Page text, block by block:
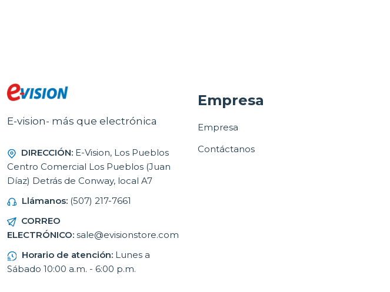
E-vision- más que electrónica
DIRECCIÓN: E-Vision, Los Pueblos
Centro Comercial Los Pueblos (Juan
Díaz) Detrás de Conway, local A7
Llámanos: (507) 217-7661
CORREO
ELECTRÓNICO: sale@evisionstore.com
Horario de atención: Lunes a
Sábado 10:00 a.m. - 6:00 p.m.
Empresa
Empresa
Contáctanos